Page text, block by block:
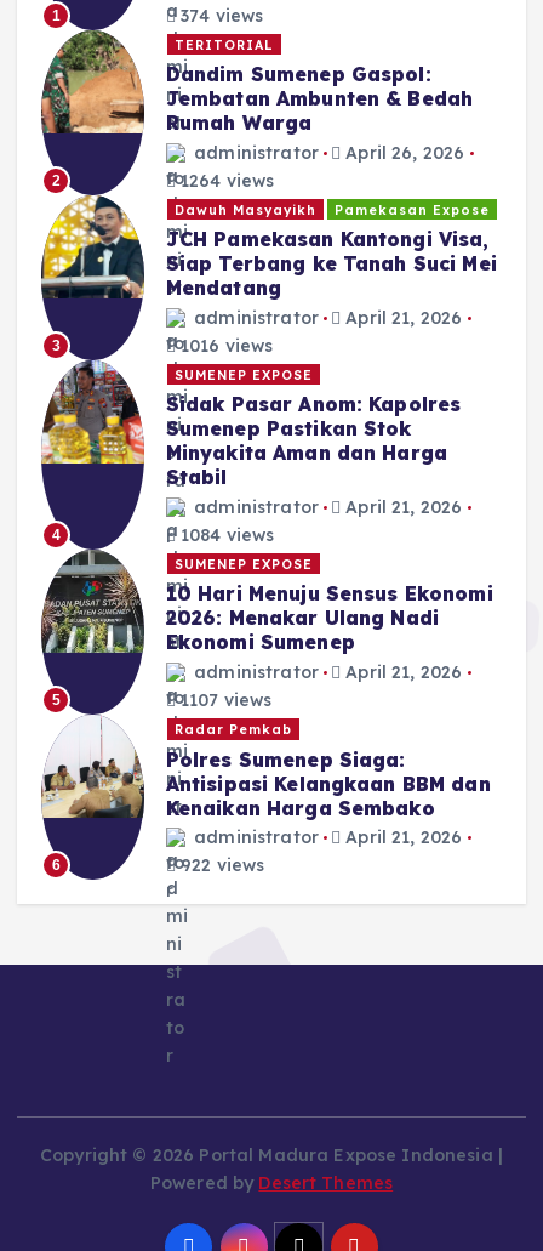
1
374 views
2
TERITORIAL
Dandim Sumenep Gaspol:
Jembatan Ambunten & Bedah
Rumah Warga
administrator
April 26, 2026
1264 views
3
Dawuh Masyayikh Pamekasan Expose
JCH Pamekasan Kantongi Visa,
Siap Terbang ke Tanah Suci Mei
Mendatang
administrator
April 21, 2026
1016 views
4
SUMENEP EXPOSE
Sidak Pasar Anom: Kapolres
Sumenep Pastikan Stok
Minyakita Aman dan Harga
Stabil
administrator
April 21, 2026
1084 views
5
SUMENEP EXPOSE
10 Hari Menuju Sensus Ekonomi
2026: Menakar Ulang Nadi
Ekonomi Sumenep
administrator
April 21, 2026
1107 views
6
Radar Pemkab
Polres Sumenep Siaga:
Antisipasi Kelangkaan BBM dan
Kenaikan Harga Sembako
administrator
April 21, 2026
922 views
Copyright © 2026 Portal Madura Expose Indonesia |
Powered by Desert Themes